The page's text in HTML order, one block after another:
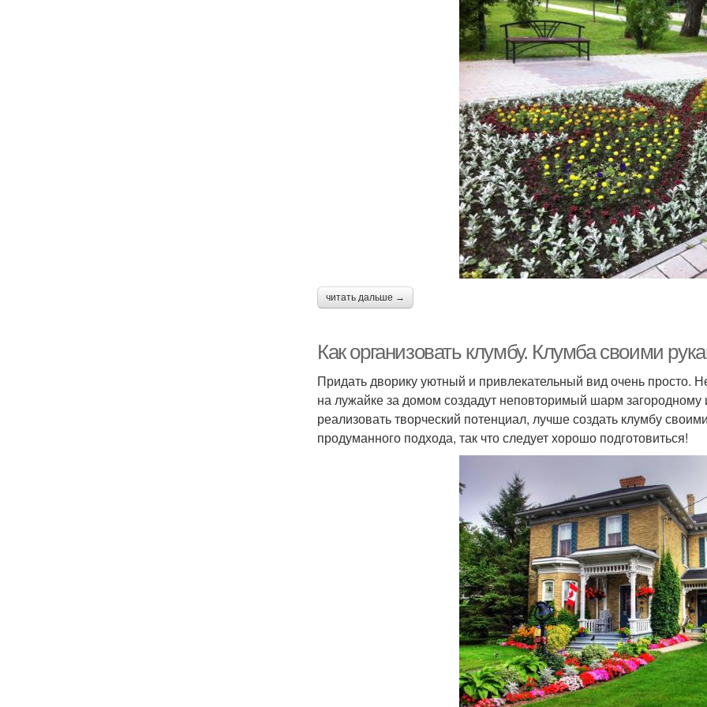
читать дальше →
Как организовать клумбу. Клумба своими
Придать дворику уютный и привлекательный вид очень просто.
на лужайке за домом создадут неповторимый шарм
реализовать творческий потенциал, лучше создать клумбу
продуманного подхода, так что следует хорошо подготовиться!